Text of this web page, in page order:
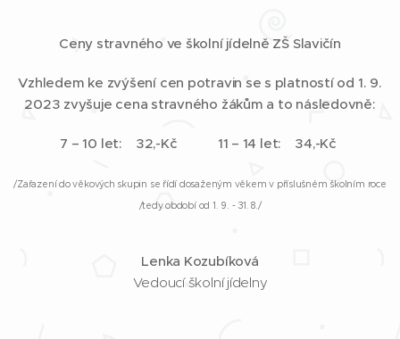
Ceny stravného ve školní jídelně ZŠ Slavičín
Vzhledem ke zvýšení cen potravin se s platností od 1. 9.
2023 zvyšuje cena stravného žákům a to následovně:
7 – 10 let: 32,-Kč 11 – 14 let: 34,-Kč
/Zařazení do věkových skupin se řídí dosaženým věkem v příslušném školním roce
/tedy období od 1. 9. - 31. 8./
Lenka Kozubíková
Vedoucí školní jídelny